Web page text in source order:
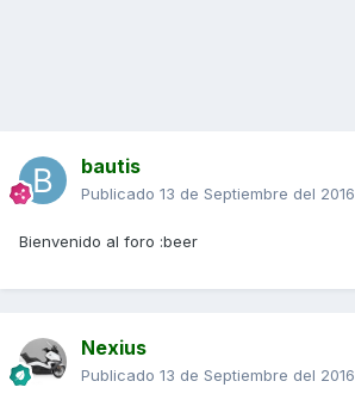
bautis
Publicado 13 de Septiembre del 2016
Bienvenido al foro :beer
Nexius
Publicado 13 de Septiembre del 2016